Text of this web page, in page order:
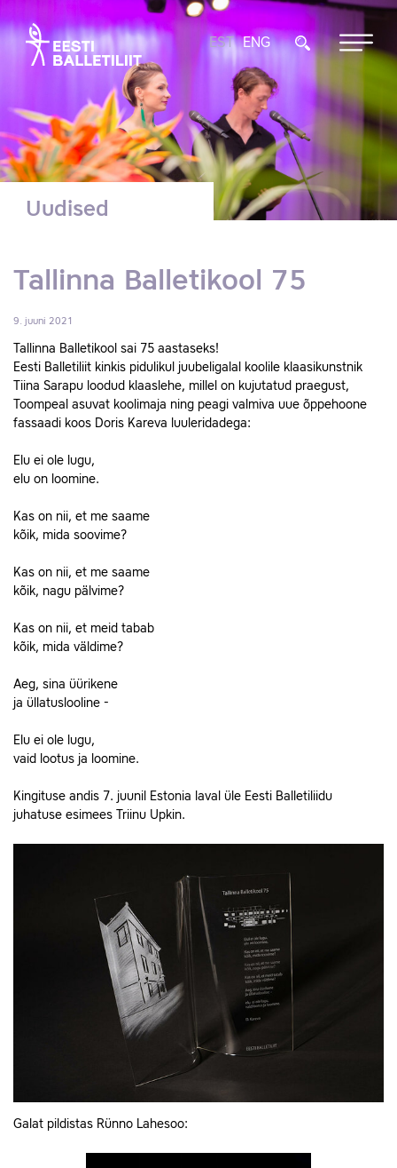
EST ENG
Uudised
Tallinna Balletikool 75
9. juuni 2021
Tallinna Balletikool sai 75 aastaseks!
Eesti Balletiliit kinkis pidulikul juubeligalal koolile klaasikunstnik
Tiina Sarapu loodud klaaslehe, millel on kujutatud praegust,
Toompeal asuvat koolimaja ning peagi valmiva uue õppehoone
fassaadi koos Doris Kareva luuleridadega:
Elu ei ole lugu,
elu on loomine.
Kas on nii, et me saame
kõik, mida soovime?
Kas on nii, et me saame
kõik, nagu pälvime?
Kas on nii, et meid tabab
kõik, mida väldime?
Aeg, sina üürikene
ja üllatuslooline -
Elu ei ole lugu,
vaid lootus ja loomine.
Kingituse andis 7. juunil Estonia laval üle Eesti Balletiliidu
juhatuse esimees Triinu Upkin.
Galat pildistas Rünno Lahesoo: